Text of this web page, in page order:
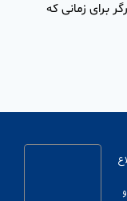
برای زمانی که